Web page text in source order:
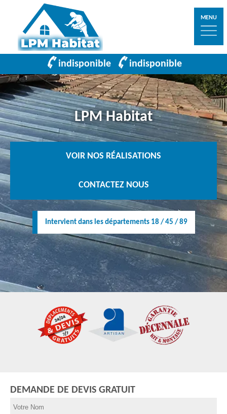
MENU
indisponible indisponible
LPM Habitat
VOIR NOS RÉALISATIONS
CONTACTEZ NOUS
Intervient dans les départements 18 / 45 / 89
DEMANDE DE DEVIS GRATUIT